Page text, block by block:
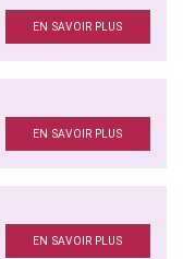
EN SAVOIR PLUS
EN SAVOIR PLUS
EN SAVOIR PLUS